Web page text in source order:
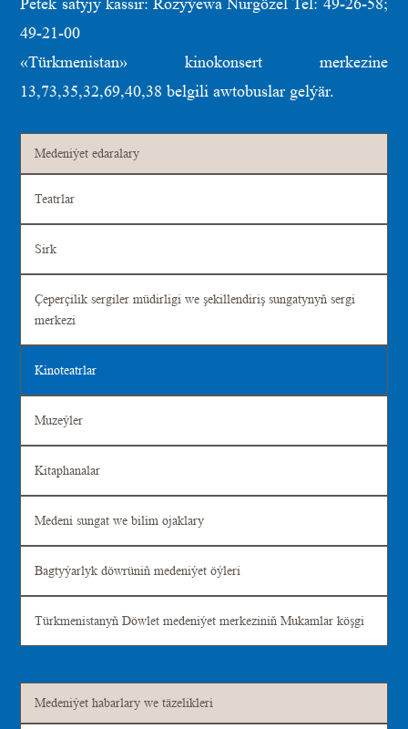
Petek satyjy kassir: Rozyýewa Nurgözel Tel: 49-26-58;
49-21-00
«Türkmenistan» kinokonsert merkezine
13,73,35,32,69,40,38 belgili awtobuslar gelýär.
Medeniýet edaralary
Teatrlar
Sirk
Çeperçilik sergiler müdirligi we şekillendiriş sungatynyň sergi
merkezi
Kinoteatrlar
Muzeýler
Kitaphanalar
Medeni sungat we bilim ojaklary
Bagtyýarlyk döwrüniň medeniýet öýleri
Türkmenistanyň Döwlet medeniýet merkeziniň Mukamlar köşgi
Medeniýet habarlary we täzelikleri